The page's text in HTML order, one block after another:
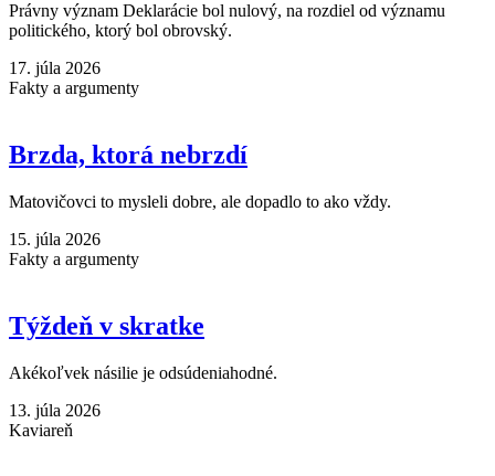
Právny význam Deklarácie bol nulový, na rozdiel od významu
politického, ktorý bol obrovský.
17. júla 2026
Fakty a argumenty
Brzda, ktorá nebrzdí
Matovičovci to mysleli dobre, ale dopadlo to ako vždy.
15. júla 2026
Fakty a argumenty
Týždeň v skratke
Akékoľvek násilie je odsúdeniahodné.
13. júla 2026
Kaviareň